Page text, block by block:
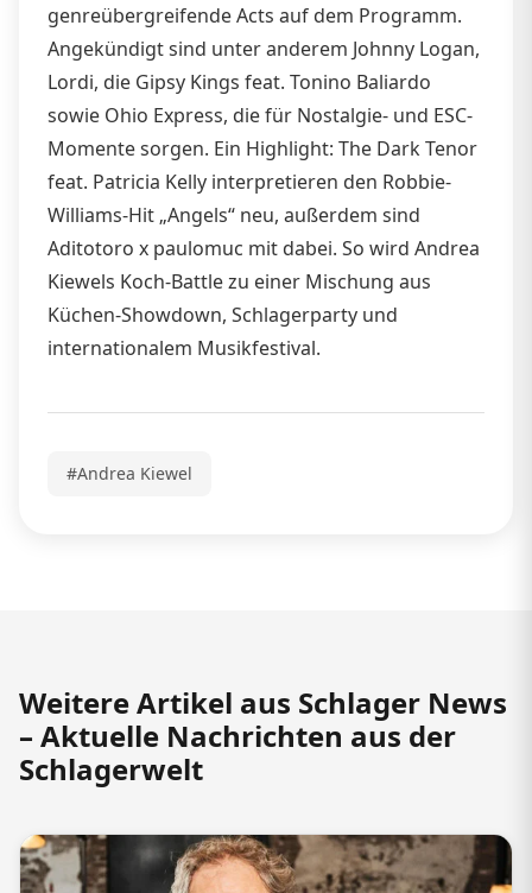
genreübergreifende Acts auf dem Programm.
Angekündigt sind unter anderem Johnny Logan,
Lordi, die Gipsy Kings feat. Tonino Baliardo
sowie Ohio Express, die für Nostalgie- und ESC-
Momente sorgen. Ein Highlight: The Dark Tenor
feat. Patricia Kelly interpretieren den Robbie-
Williams-Hit „Angels“ neu, außerdem sind
Aditotoro x paulomuc mit dabei. So wird Andrea
Kiewels Koch-Battle zu einer Mischung aus
Küchen-Showdown, Schlagerparty und
internationalem Musikfestival.
#Andrea Kiewel
Weitere Artikel aus Schlager News
– Aktuelle Nachrichten aus der
Schlagerwelt